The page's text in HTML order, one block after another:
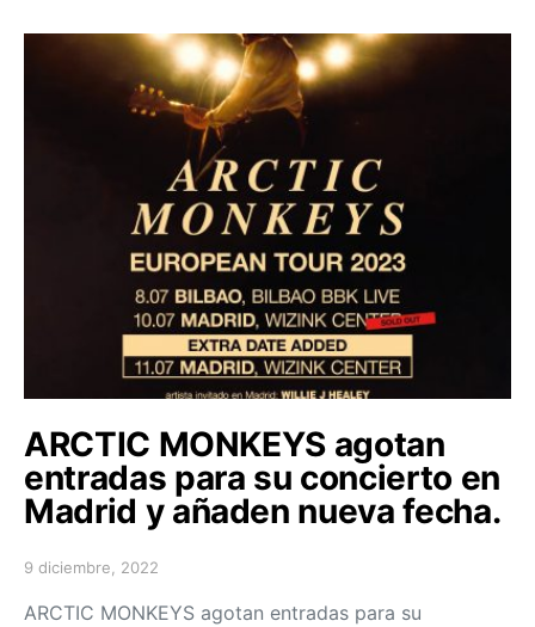
ARCTIC MONKEYS agotan
entradas para su concierto en
Madrid y añaden nueva fecha.
Posted on
9 diciembre, 2022
ARCTIC MONKEYS agotan entradas para su